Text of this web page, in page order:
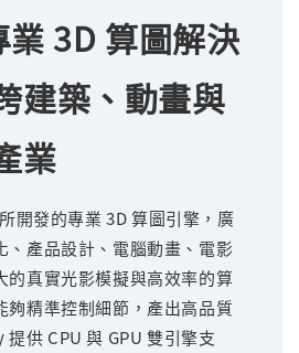
業 3D 算圖解決
建築、動畫與
業
開發的專業 3D 算圖引擎，廣
、產品設計、電腦動畫、電影
的真實光影模擬與高效率的算
夠精準控制細節，產出高品質
供 CPU 與 GPU 雙引擎支